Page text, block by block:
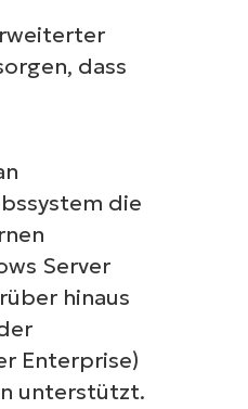
dass
die
Server
hinaus
Enterprise)
unterstützt.